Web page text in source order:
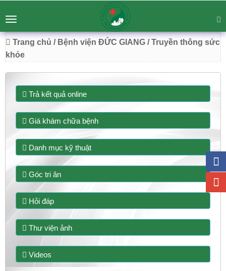
BỆNH VIỆN ĐA KHOA ĐỨC GIANG
Chuyên Sâu - Tận Tâm - Vươn Tầm
54 Trường Lâm, Việt Hưng, Hà Nội
Toggle
navigation
Trang chủ / Bệnh viện ĐỨC GIANG / Truyền thông sức
khỏe
Trả kết quả online
Giá khám chữa bệnh
Danh mục kỹ thuật
Góc tri ân
Hỏi đáp
Thư viện ảnh
Videos